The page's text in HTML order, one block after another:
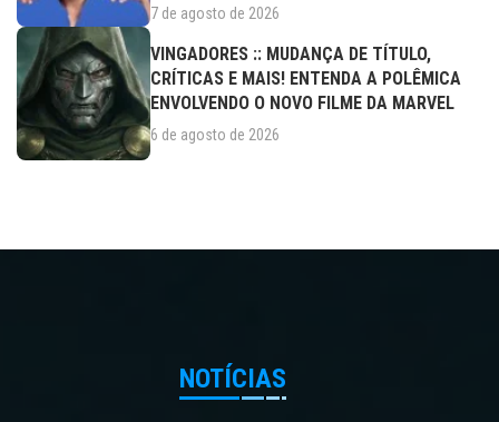
7 de agosto de 2026
VINGADORES :: MUDANÇA DE TÍTULO,
CRÍTICAS E MAIS! ENTENDA A POLÊMICA
ENVOLVENDO O NOVO FILME DA MARVEL
6 de agosto de 2026
NOTÍCIAS